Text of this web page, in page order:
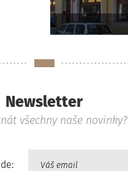
Newsletter
všechny naše novinky?